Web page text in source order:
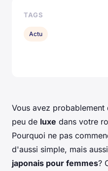
Vous avez
peu de luxe dans votre
Pourquoi ne pas
d'aussi simple, mais
japonais pour femmes?
TAGS
Actu